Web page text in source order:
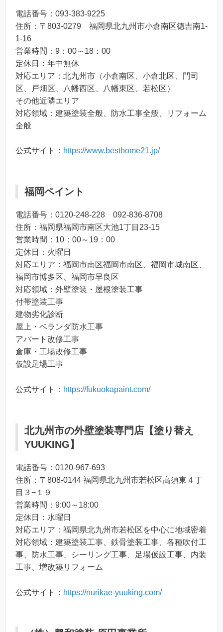
電話番号：093-383-9225
住所：〒803-0279 福岡県北九州市小倉南区徳吉南1-
1-16
営業時間：9：00～18：00
定休日：年中無休
対応エリア：北九州市（小倉南区、小倉北区、門司
区、戸畑区、八幡西区、八幡東区、若松区）
その他近隣エリア
対応領域：建築塗装全般、防水工事全般、リフォーム
全般
公式サイト： https://www.besthome21.jp/
福岡ペイント
電話番号：0120-248-228 092‐836‐8708
住所：福岡県福岡市南区大池1丁目23-15
営業時間：10：00～19：00
定休日：火曜日
対応エリア：福岡市南区福岡市南区、福岡市城南区、
福岡市博多区、福岡市早良区
対応領域：外壁塗装・屋根塗装工事
付帯塗装工事
建物劣化診断
屋上・ベランダ防水工事
アパート改修工事
倉庫・工場改修工事
仮設足場工事
公式サイト： https://fukuokapaint.com/
北九州市の外壁塗装専門店【塗り替え
YUUKING】
電話番号：0120-967-693
住所：〒808-0144 福岡県北九州市若松区高須東４丁
目３−１９
営業時間：9:00～18:00
定休日：水曜日
対応エリア：福岡県北九州市若松区を中心に地域密着
対応領域：建築塗装工事、鉄骨塗装工事、各種吹付工
事、防水工事、シーリング工事、足場仮設工事、内装
工事、増改築リフォーム
公式サイト： https://nurikae-yuuking.com/